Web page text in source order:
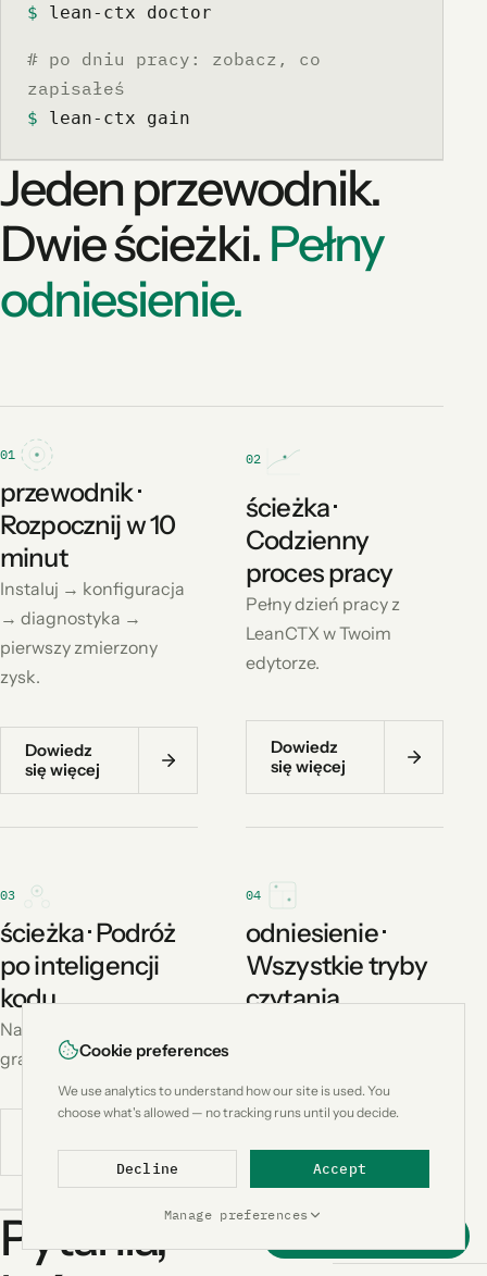
$ lean-ctx doctor
# po dniu pracy: zobacz, co
zapisałeś
$ lean-ctx gain
Jeden przewodnik.
Dwie ścieżki. Pełny
odniesienie.
01
przewodnik ·
Rozpocznij w 10
minut
Instaluj → konfiguracja
→ diagnostyka →
pierwszy zmierzony
zysk.
Dowiedz
się więcej
02
ścieżka ·
Codzienny
proces pracy
Pełny dzień pracy z
LeanCTX w Twoim
edytorze.
Dowiedz
się więcej
03
ścieżka · Podróż
po inteligencji
kodu
Nawigacja oparta na
grafie, symbolach i AST.
się więcej
04
odniesienie ·
Wszystkie tryby
czytania
się więcej
Pytania,
Cookie preferences
We use analytics to understand how our site is used. You
choose what's allowed — no tracking runs until you decide.
Decline Accept
Manage preferences